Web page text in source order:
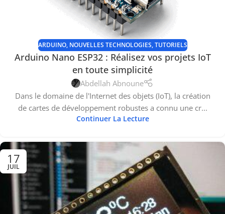
ARDUINO, NOUVELLES TECHNOLOGIES,TUTORIELS
Arduino Nano ESP32 : Réalisez vos projets IoT
en toute simplicité
Abdellah Abnoune
Dans le domaine de l'Internet des objets (IoT), la création
de cartes de développement robustes a connu une cr...
Continuer La Lecture
17
JUIL